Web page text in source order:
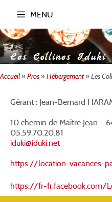
MENU
Les Collines Iduki
Accueil» Pros» Hébergement» Les
Gérant : Jean-Bernard
10 chemin de Maître Jean –
05.59.70.20.81
iduki@iduki.net
https://location-vacances-
https://fr-fr.facebook.com/